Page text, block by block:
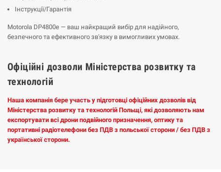
Інструкції/Гарантія
Motorola DP4800e — ваш найкращий вибір для надійного,
безпечного та ефективного зв'язку в вимогливих умовах.
Офіційні дозволи Міністерства розвитку та
технологій
Наша компанія бере участь у підготовці офіційних дозволів від
Міністерства розвитку та технологій Польщі, які дозволяють нам
експортувати всі дрони подвійного призначення, оптику та
портативні радіотелефони без ПДВ з польської сторони / без ПДВ з
української сторони.